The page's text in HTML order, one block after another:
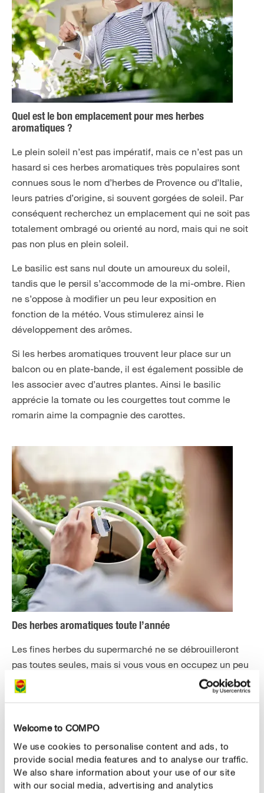
Welcome to COMPO
We use cookies to personalise content and ads, to
provide social media features and to analyse our traffic.
We also share information about your use of our site
with our social media, advertising and analytics
Quel est le bon emplacement pour mes herbes
aromatiques ?
Le plein soleil n’est pas impératif, mais ce n’est pas un
hasard si ces herbes aromatiques très populaires sont
connues sous le nom d’herbes de Provence ou d’Italie,
leurs patries d’origine, si souvent gorgées de soleil. Par
conséquent recherchez un emplacement qui ne soit pas
totalement ombragé ou orienté au nord, mais qui ne soit
pas non plus en plein soleil.
Le basilic est sans nul doute un amoureux du soleil,
tandis que le persil s’accommode de la mi-ombre. Rien
ne s’oppose à modifier un peu leur exposition en
fonction de la météo. Vous stimulerez ainsi le
développement des arômes.
Si les herbes aromatiques trouvent leur place sur un
balcon ou en plate-bande, il est également possible de
les associer avec d’autres plantes. Ainsi le basilic
apprécie la tomate ou les courgettes tout comme le
romarin aime la compagnie des carottes.
Des herbes aromatiques toute l’année
Les fines herbes du supermarché ne se débrouilleront
pas toutes seules, mais si vous vous en occupez un peu
vous pourrez profiter toute l’année de délicieux persil ou
ciboulette pour le fromage frais.
aucune des espèces usuelles n’aime être trempée.
Mais le basilic tout comme la mélisse ou le persil
apprécient une légère humidité. Le thym ou l’origan qui
ont des feuilles vraiment fermes ont plutôt besoin de peu